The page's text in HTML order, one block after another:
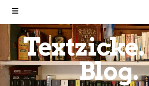
Textzicke.
Blog.